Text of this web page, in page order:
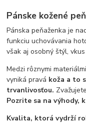
Pánske kožené
Pánska peňaženka je
funkciu uchovávania
však aj osobný štýl,
Medzi rôznymi
vyniká pravá koža a to
trvanlivosťou.
Pozrite sa na výhody,
Kvalita, ktorá vydrží